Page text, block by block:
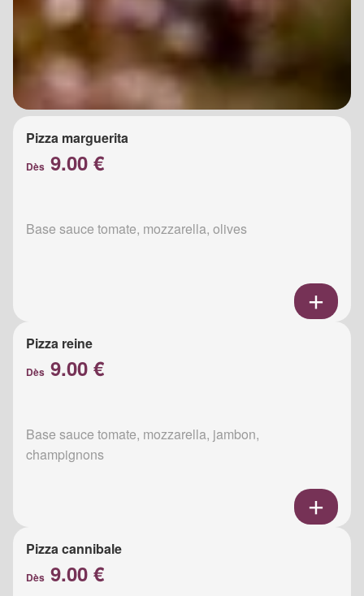
Pizza marguerita
Dès 9.00 €
Base sauce tomate, mozzarella, olives
Pizza reine
Dès 9.00 €
Base sauce tomate, mozzarella, jambon,
champignons
Pizza cannibale
Dès 9.00 €